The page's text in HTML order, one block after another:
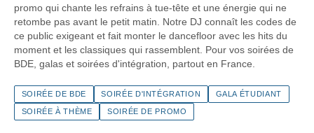
promo qui chante les refrains à tue-tête et une énergie qui ne
retombe pas avant le petit matin. Notre DJ connaît les codes de
ce public exigeant et fait monter le dancefloor avec les hits du
moment et les classiques qui rassemblent. Pour vos soirées de
BDE, galas et soirées d'intégration, partout en France.
SOIRÉE DE BDE SOIRÉE D'INTÉGRATION GALA ÉTUDIANT
SOIRÉE À THÈME SOIRÉE DE PROMO